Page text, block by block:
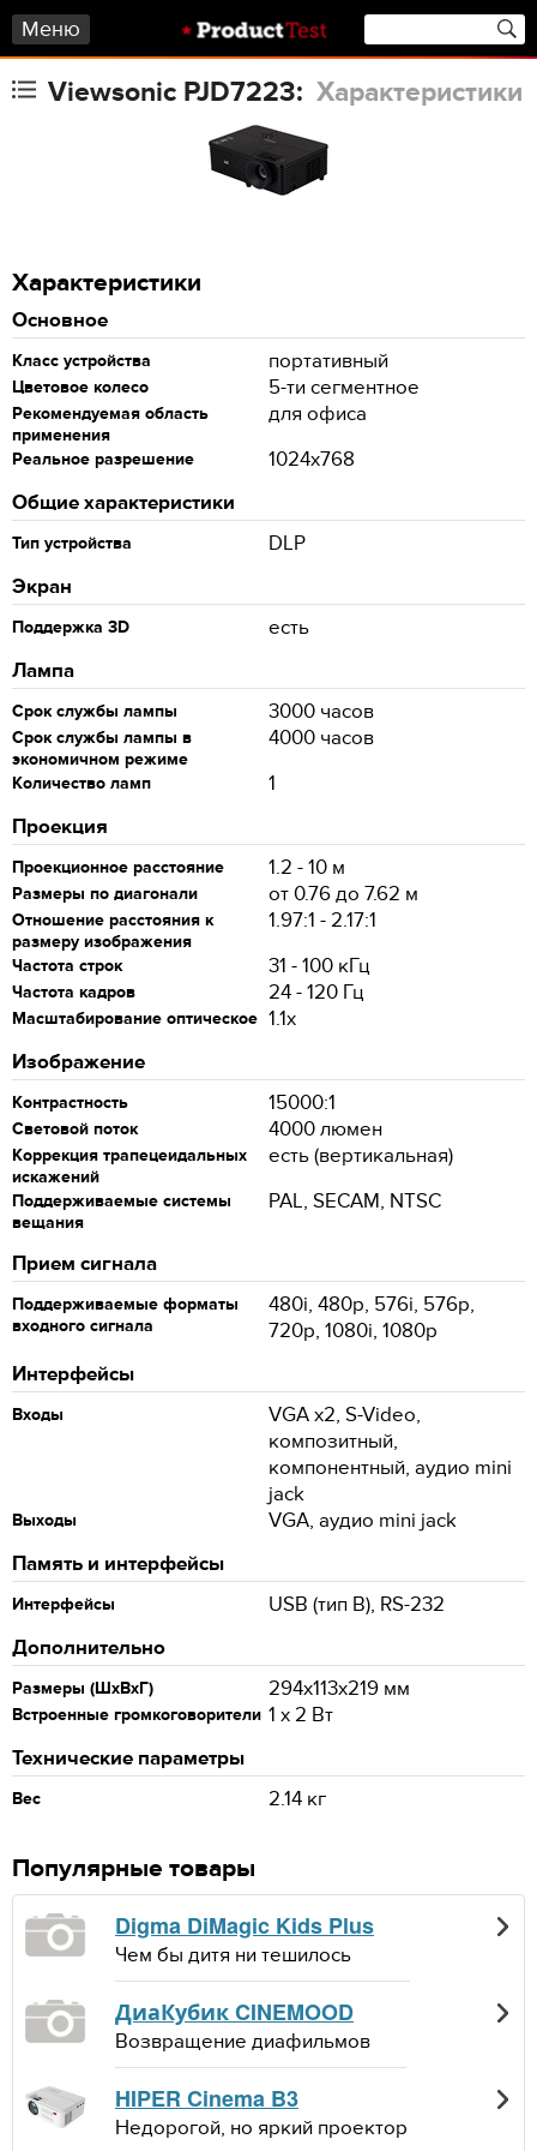
Меню
Viewsonic PJD7223: Характеристики
Характеристики
Основное
Класс устройства портативный
Цветовое колесо 5-ти сегментное
Рекомендуемая область
применения
для офиса
Реальное разрешение
1024x768
Общие характеристики
Тип устройства
DLP
Экран
Поддержка 3D
есть
Лампа
Срок службы лампы 3000 часов
Срок службы лампы в
экономичном режиме
4000 часов
Количество ламп
1
Проекция
Проекционное расстояние 1.2 - 10 м
Размеры по диагонали от 0.76 до 7.62 м
Отношение расстояния к
размеру изображения
1.97:1 - 2.17:1
Частота строк 31 - 100 кГц
Частота кадров 24 - 120 Гц
Масштабирование оптическое 1.1x
Изображение
Контрастность 15000:1
Световой поток 4000 люмен
Коррекция трапецеидальных
искажений
есть (вертикальная)
Поддерживаемые системы
вещания
PAL, SECAM, NTSC
Прием сигнала
Поддерживаемые форматы
входного сигнала
480i, 480p, 576i, 576p,
720p, 1080i, 1080p
Интерфейсы
Входы
VGA x2, S-Video,
композитный,
компонентный, аудио mini
jack
Выходы
VGA, аудио mini jack
Память и интерфейсы
Интерфейсы
USB (тип B), RS-232
Дополнительно
Размеры (ШxВxГ) 294x113x219 мм
Встроенные громкоговорители 1 x 2 Вт
Технические параметры
Вес 2.14 кг
Популярные товары
Digma DiMagic Kids Plus
Чем бы дитя ни тешилось
ДиаКубик CINEMOOD
Возвращение диафильмов
HIPER Cinema B3
Недорогой, но яркий проектор